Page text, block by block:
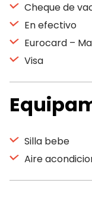
Cheque de
En efectivo
Eurocard –
Visa
Silla bebe
Aire